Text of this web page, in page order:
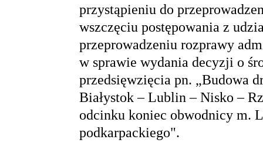
przystąpieniu do
wszczęciu postępowania z
przeprowadzeniu rozprawy
w sprawie wydania decyzji o
przedsięwzięcia pn. „Budowa
Białystok – Lublin – Nisko –
odcinku koniec obwodnicy m.
podkarpackiego".